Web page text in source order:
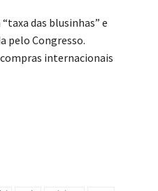
das blusinhas” e
pelo Congresso.
internacionais